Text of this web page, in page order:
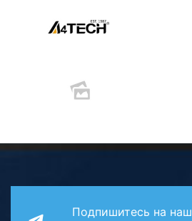
Подпишитесь на наш